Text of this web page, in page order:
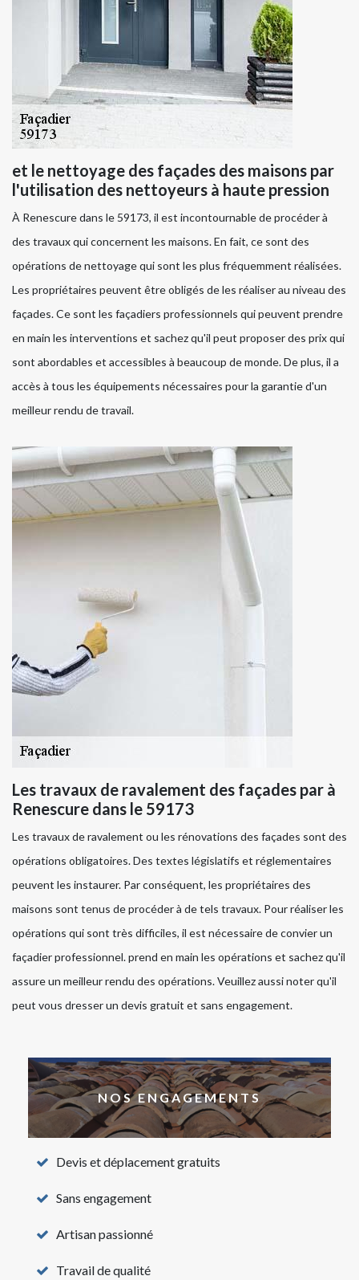
et le nettoyage des façades des maisons par
l'utilisation des nettoyeurs à haute pression
À Renescure dans le 59173, il est incontournable de procéder à
des travaux qui concernent les maisons. En fait, ce sont des
opérations de nettoyage qui sont les plus fréquemment réalisées.
Les propriétaires peuvent être obligés de les réaliser au niveau des
façades. Ce sont les façadiers professionnels qui peuvent prendre
en main les interventions et sachez qu'il peut proposer des prix qui
sont abordables et accessibles à beaucoup de monde. De plus, il a
accès à tous les équipements nécessaires pour la garantie d'un
meilleur rendu de travail.
Les travaux de ravalement des façades par à
Renescure dans le 59173
Les travaux de ravalement ou les rénovations des façades sont des
opérations obligatoires. Des textes législatifs et réglementaires
peuvent les instaurer. Par conséquent, les propriétaires des
maisons sont tenus de procéder à de tels travaux. Pour réaliser les
opérations qui sont très difficiles, il est nécessaire de convier un
façadier professionnel. prend en main les opérations et sachez qu'il
assure un meilleur rendu des opérations. Veuillez aussi noter qu'il
peut vous dresser un devis gratuit et sans engagement.
NOS ENGAGEMENTS
Devis et déplacement gratuits
Sans engagement
Artisan passionné
Travail de qualité